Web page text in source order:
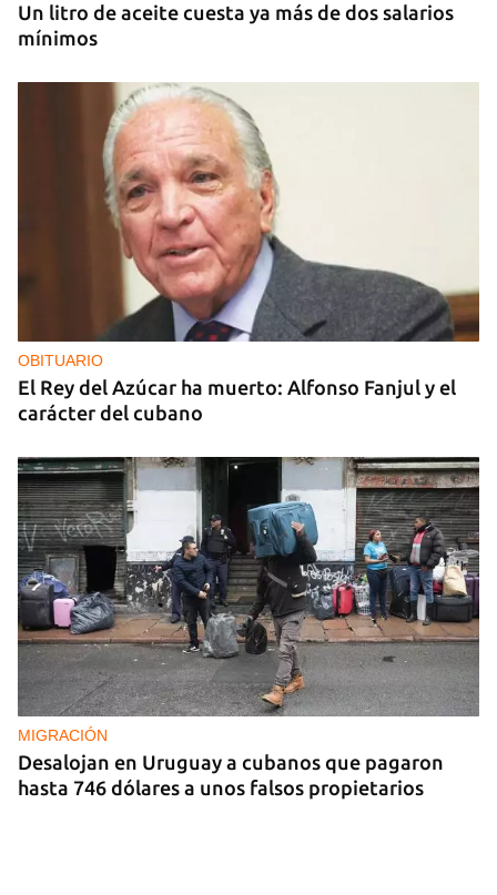
Un litro de aceite cuesta ya más de dos salarios
mínimos
OBITUARIO
El Rey del Azúcar ha muerto: Alfonso Fanjul y el
carácter del cubano
MIGRACIÓN
Desalojan en Uruguay a cubanos que pagaron
hasta 746 dólares a unos falsos propietarios